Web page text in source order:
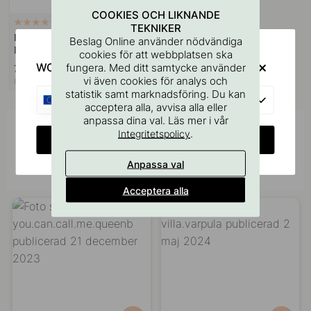
Borrmall för Handtag &
Knoppar
75 kr
Inspireras av andra
Tagga dina bilder med #beslagonline &
@beslagonline för att synas här!
COOKIES OCH LIKNANDE
TEKNIKER
Beslag Online använder nödvändiga
cookies för att webbplatsen ska
fungera. Med ditt samtycke använder
vi även cookies för analys och
statistik samt marknadsföring. Du kan
acceptera alla, avvisa alla eller
anpassa dina val. Läs mer i vår
Integritetspolicy.
Anpassa val
Acceptera alla
WOULD YOU RATHER VISIT?
EU
CHANGE COUNTRY